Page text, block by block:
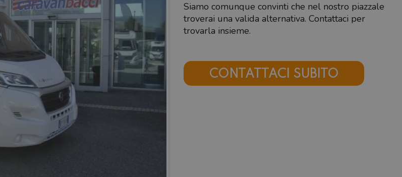
Siamo comunque convinti che nel nostro piazzale
troverai una valida alternativa. Contattaci per
trovarla insieme.
CONTATTACI SUBITO